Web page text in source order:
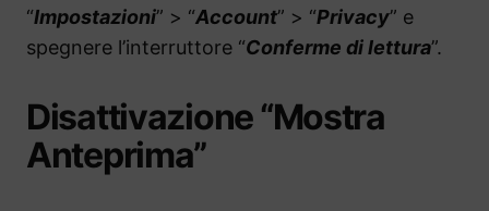
“Impostazioni” > “Account” > “Privacy” e
spegnere l’interruttore “Conferme di lettura”.
Disattivazione “Mostra
Anteprima”